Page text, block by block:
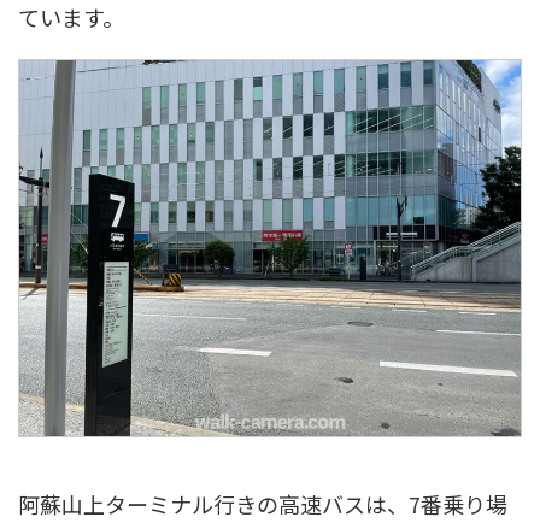
ています。
阿蘇山上ターミナル行きの高速バスは、7番乗り場